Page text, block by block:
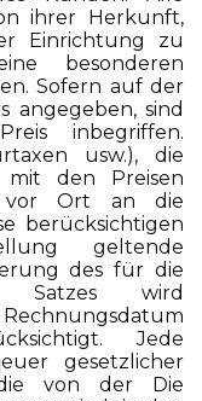
ihrer Herkunft,
Einrichtung zu
besonderen
Sofern auf der
angegeben, sind
inbegriffen.
usw.), die
den Preisen
vor Ort an die
berücksichtigen
geltende
des für die
Satzes wird
Jede
gesetzlicher
von der Die